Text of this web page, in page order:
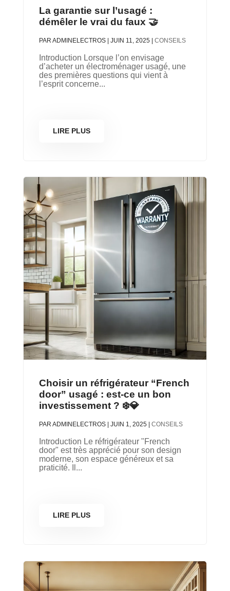
La garantie sur l’usagé :
démêler le vrai du faux 🤝
PAR ADMINELECTROS| JUIN 11, 2025| CONSEILS
Introduction Lorsque l’on envisage
d’acheter un électroménager usagé, une
des premières questions qui vient à
l’esprit concerne...
LIRE PLUS
Choisir un réfrigérateur “French
door” usagé : est-ce un bon
investissement ? ❄️💎
PAR ADMINELECTROS| JUIN 1, 2025| CONSEILS
Introduction Le réfrigérateur "French
door" est très apprécié pour son design
moderne, son espace généreux et sa
praticité. Il...
LIRE PLUS